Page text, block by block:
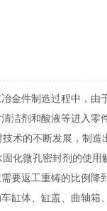
金件制造过程中，由
洁剂和酸液等进入零
术的不断发展，制造
化微孔密封剂的使用
要返工重铸的比例降
缸体、缸盖、曲轴箱